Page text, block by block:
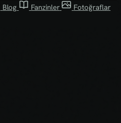
Blog Fanzinler
Fotoğraflar